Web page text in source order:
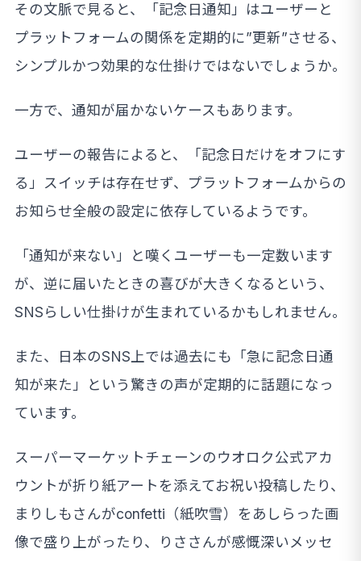
その文脈で見ると、「記念日通知」はユーザーと
プラットフォームの関係を定期的に”更新”させる、
シンプルかつ効果的な仕掛けではないでしょうか。
一方で、通知が届かないケースもあります。
ユーザーの報告によると、「記念日だけをオフにす
る」スイッチは存在せず、プラットフォームからの
お知らせ全般の設定に依存しているようです。
「通知が来ない」と嘆くユーザーも一定数います
が、逆に届いたときの喜びが大きくなるという、
SNSらしい仕掛けが生まれているかもしれません。
また、日本のSNS上では過去にも「急に記念日通
知が来た」という驚きの声が定期的に話題になっ
ています。
スーパーマーケットチェーンのウオロク公式アカ
ウントが折り紙アートを添えてお祝い投稿したり、
まりしもさんがconfetti（紙吹雪）をあしらった画
像で盛り上がったり、りささんが感慨深いメッセ